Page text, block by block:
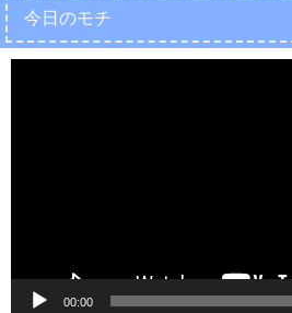
今日のモチ
00:00